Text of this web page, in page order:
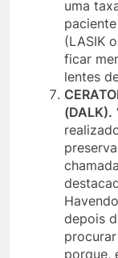
uma
(LASIK
ficar
lentes
(DALK).
depois
porque,